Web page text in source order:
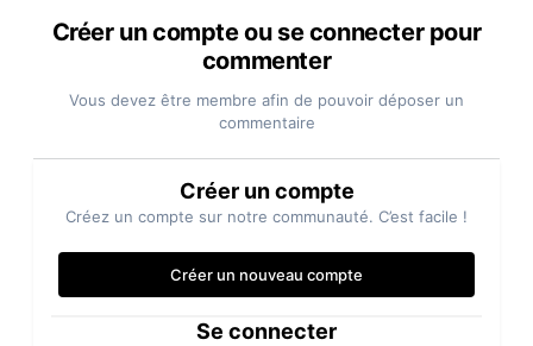
Créer un compte ou se connecter pour
commenter
Vous devez être membre afin de pouvoir déposer un
commentaire
Créer un compte
Créez un compte sur notre communauté. C’est facile !
Créer un nouveau compte
Se connecter